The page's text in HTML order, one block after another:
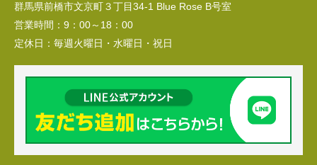
群馬県前橋市文京町３丁目34‐1 Blue Rose B号室
営業時間： 9：00～18：00
定休日： 毎週火曜日・水曜日・祝日